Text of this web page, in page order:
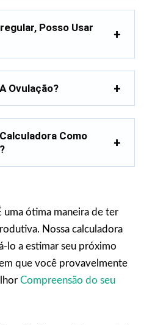
Posso Usar
Ovulação?
Como
uma ótima maneira de ter
Nossa calculadora
lo a estimar seu próximo
que você provavelmente
Compreensão do seu